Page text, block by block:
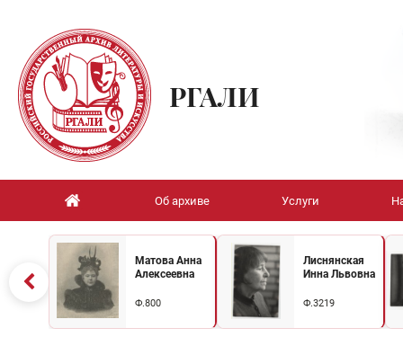
РГАЛИ
Об архиве Услуги
Матова Анна
Алексеевна
Ф.800
Лиснянская
Инна Львовна
Ф.3219